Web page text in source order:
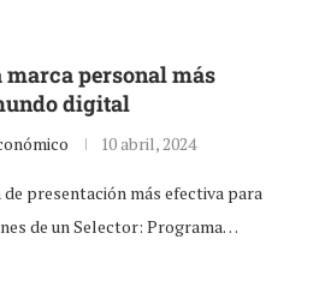
personal más
digital
10 abril, 2024
presentación más efectiva para
de un Selector: Programa…